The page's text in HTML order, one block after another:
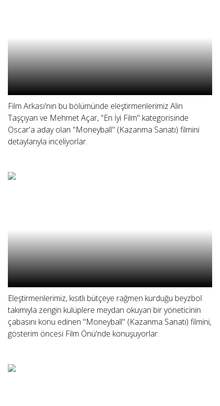
Film Arkası'nın bu bölümünde eleştirmenlerimiz Alin
Taşçıyan ve Mehmet Açar, "En İyi Film" kategorisinde
Oscar'a aday olan "Moneyball" (Kazanma Sanatı) filmini
detaylarıyla inceliyorlar.
Eleştirmenlerimiz, kısıtlı bütçeye rağmen kurduğu beyzbol
takımıyla zengin kulüplere meydan okuyan bir yöneticinin
çabasını konu edinen "Moneyball" (Kazanma Sanatı) filmini,
gösterim öncesi Film Önü'nde konuşuyorlar.